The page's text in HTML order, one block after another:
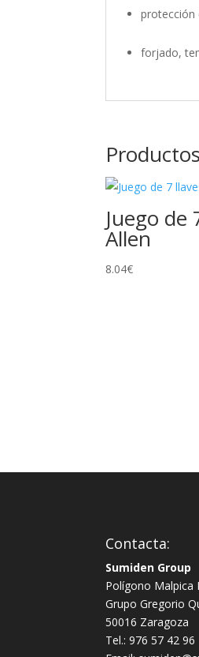
protección
forjado,
Juego de
Allen
8.04€
Contacta:
Sumiden Group
Polígono Malpica
Grupo Gregorio
50016 Zaragoza
Tel.: 976 57 42 96